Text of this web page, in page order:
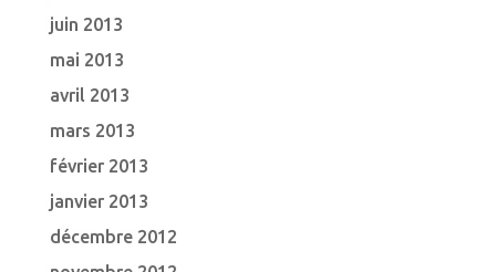
juin 2013
mai 2013
avril 2013
mars 2013
février 2013
janvier 2013
décembre 2012